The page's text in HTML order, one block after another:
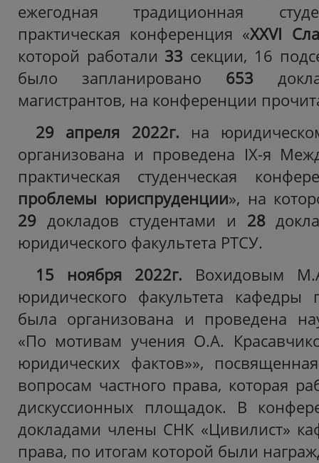
ежегодная традиционная
практическая конференция «XXVI
которой работали 33 секции, 16
было запланировано 653
магистрантов, на конференции
29 апреля 2022г. на
организована и проведена IX-я
практическая студенческая
проблемы юриспруденции», на
29 докладов студентами и 28
юридического факультета РТСУ.
15 ноября 2022г. Вохидовым
юридического факультета кафедры
была организована и проведена
«По мотивам учения О.А.
юридических фактов»»,
вопросам частного права, которая
дискуссионных площадок. В
докладами члены СНК «Цивилист»
права, по итогам которой были